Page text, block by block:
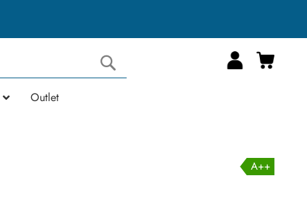
Cerca
Carrello
Outlet
A++